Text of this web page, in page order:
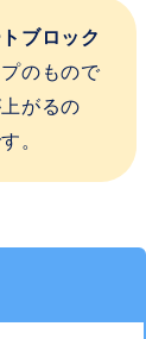
ブロック
のもので
がるの
。